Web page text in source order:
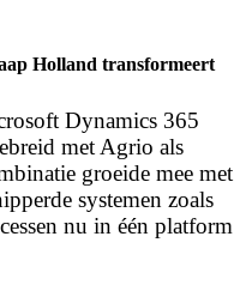
Holland transformeert
Dynamics 365
met Agrio als
groeide mee met
systemen zoals
nu in één platform